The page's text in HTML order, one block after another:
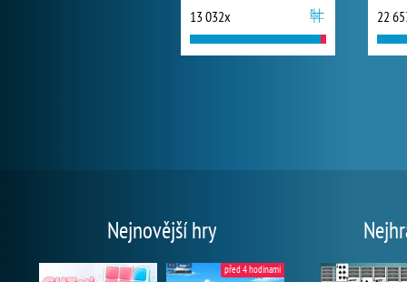
13 032x 22
Nejnovější hry
před 4 hodinami